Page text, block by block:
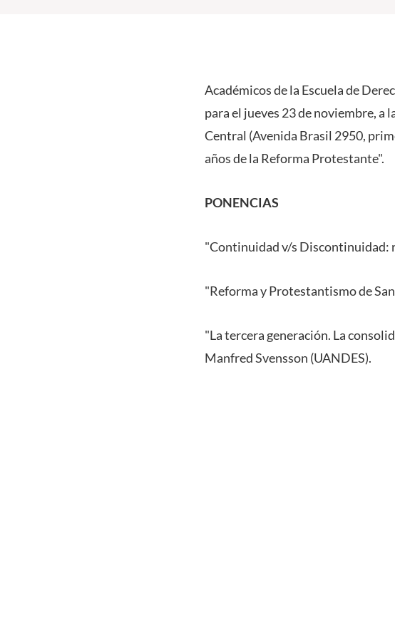
Académicos de la Escuela de
para el jueves 23 de noviembre, a
Central (Avenida Brasil 2950,
años de la Reforma Protestante".
PONENCIAS
"Continuidad v/s Discontinuidad:
"Reforma y Protestantismo de
"La tercera generación. La
Manfred Svensson (UANDES).